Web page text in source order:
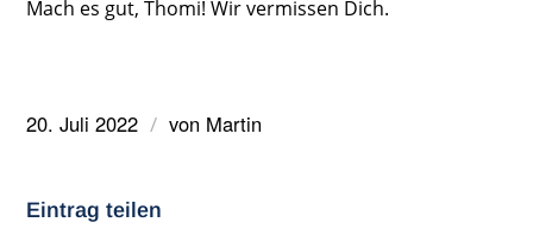
Mach es gut, Thomi! Wir vermissen Dich.
20. Juli 2022 / von Martin
Eintrag teilen